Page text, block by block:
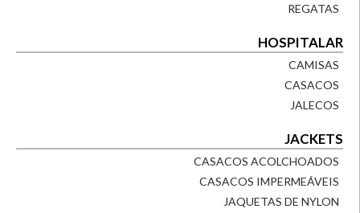
REGATAS
HOSPITALAR
CAMISAS
CASACOS
JALECOS
JACKETS
CASACOS ACOLCHOADOS
CASACOS IMPERMEÁVEIS
JAQUETAS DE NYLON